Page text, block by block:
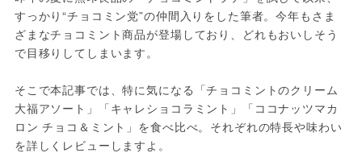
すっかり“チョコミン党”の仲間入りをした筆者。今年もさま
ざまなチョコミント商品が登場しており、どれもおいしそう
で目移りしてしまいます。
そこで本記事では、特に気になる「チョコミントのクリーム
大福アソート」「キャレショコラミント」「ココナッツマカ
ロン チョコ＆ミント」を食べ比べ。それぞれの特長や味わい
を詳しくレビューしますよ。